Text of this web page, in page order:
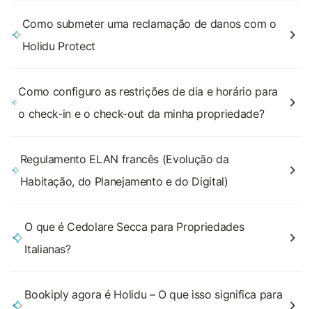
Como submeter uma reclamação de danos com o
Holidu Protect
Como configuro as restrições de dia e horário para
o check-in e o check-out da minha propriedade?
Regulamento ELAN francês (Evolução da
Habitação, do Planejamento e do Digital)
O que é Cedolare Secca para Propriedades
Italianas?
Bookiply agora é Holidu – O que isso significa para